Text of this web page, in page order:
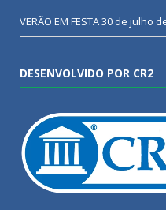
VERÃO EM FESTA30 de julho
DESENVOLVIDO POR CR2